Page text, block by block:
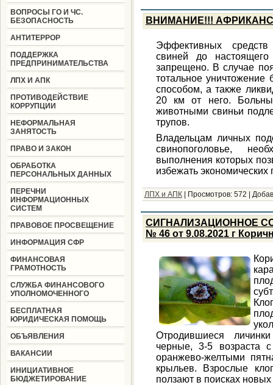
ВОПРОСЫ ГО И ЧС.
БЕЗОПАСНОСТЬ
АНТИТЕРРОР
ПОДДЕРЖКА
ПРЕДПРИНИМАТЕЛЬСТВА
ЛПХ И АПК
ПРОТИВОДЕЙСТВИЕ
КОРРУПЦИИ
НЕФОРМАЛЬНАЯ
ЗАНЯТОСТЬ
ПРАВО И ЗАКОН
ОБРАБОТКА
ПЕРСОНАЛЬНЫХ ДАННЫХ
ПЕРЕЧНИ
ИНФОРМАЦИОННЫХ
СИСТЕМ
ПРАВОВОЕ ПРОСВЕЩЕНИЕ
ИНФОРМАЦИЯ СФР
ФИНАНСОВАЯ
ГРАМОТНОСТЬ
СЛУЖБА ФИНАНСОВОГО
УПОЛНОМОЧЕННОГО
БЕСПЛАТНАЯ
ЮРИДИЧЕСКАЯ ПОМОЩЬ
ОБЪЯВЛЕНИЯ
ВАКАНСИИ
ИНИЦИАТИВНОЕ
БЮДЖЕТИРОВАНИЕ
ВНИМАНИЕ!!!
Эффективных
свиней до
запрещено. В случае
тотальное уничтожение
способом, а также
20 км от него.
животными свиньи
трупов.
Владельцам личных
свинопоголовье,
выполнения которых
избежать экономических
ЛПХ и АПК| Просмотров: 572
СИГНАЛИЗАЦИОННОЕ
№ 46 от 9.08.2021 г
Отродившиеся
черные, 3-5 возраста
оранжево-желтыми
крыльев. Взрослые
ползают в поисках